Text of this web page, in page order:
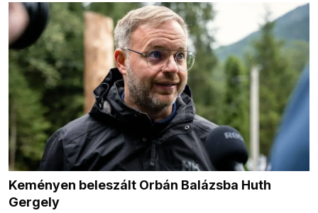
Keményen beleszált Orbán Balázsba Huth
Gergely